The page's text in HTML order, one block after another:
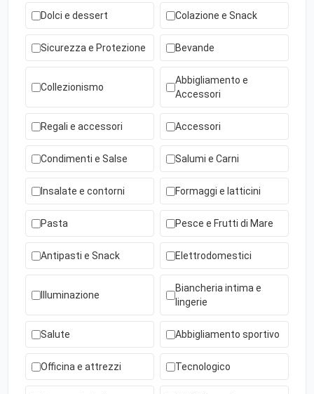
Dolci e dessert Colazione e Snack
Sicurezza e Protezione Bevande
Collezionismo
Abbigliamento e
Accessori
Regali e accessori Accessori
Condimenti e Salse Salumi e Carni
Insalate e contorni Formaggi e latticini
Pasta Pesce e Frutti di Mare
Antipasti e Snack Elettrodomestici
Illuminazione
Biancheria intima e
lingerie
Salute Abbigliamento sportivo
Officina e attrezzi Tecnologico